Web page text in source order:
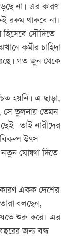
না। এর কারণ
রকম থাকবে না।
সৌদিতে
কর্মীর চাহিদা
গত জুন থেকে
হয়নি। এ ছাড়া,
সে তুলনায় তেমন
তাই নারীদের
উৎস
নতুন ঘোষণা দিতে
কারণ একক দেশের
বলছেন,
শুরু করে। এর
জন্য বন্ধ